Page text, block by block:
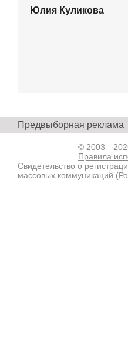
Юлия Куликова
Предвыборная реклама
©
Правила
Свидетельство о
массовых коммуникаций